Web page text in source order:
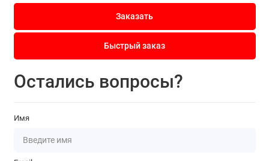
Заказать
Быстрый заказ
Остались вопросы?
Имя